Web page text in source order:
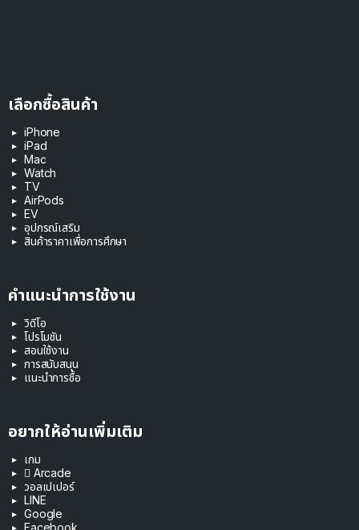
เลือกซื้อสินค้า
iPhone
iPad
Mac
Watch
TV
AirPods
EV
อุปกรณ์เสริม
สินค้าราคาเพื่อการศึกษา
คำแนะนำการใช้งาน
วิดีโอ
โปรโมชัน
สอนใช้งาน
การสนับสนุน
แนะนำการซื้อ
อยากให้อ่านเพิ่มเติม
เกม
 Arcade
วอลเปเปอร์
LINE
Google
Facebook